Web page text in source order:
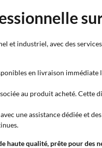
et industriel, avec des
en livraison immédiate
au produit acheté. Cette
une assistance dédiée et
haute qualité, prête pour des